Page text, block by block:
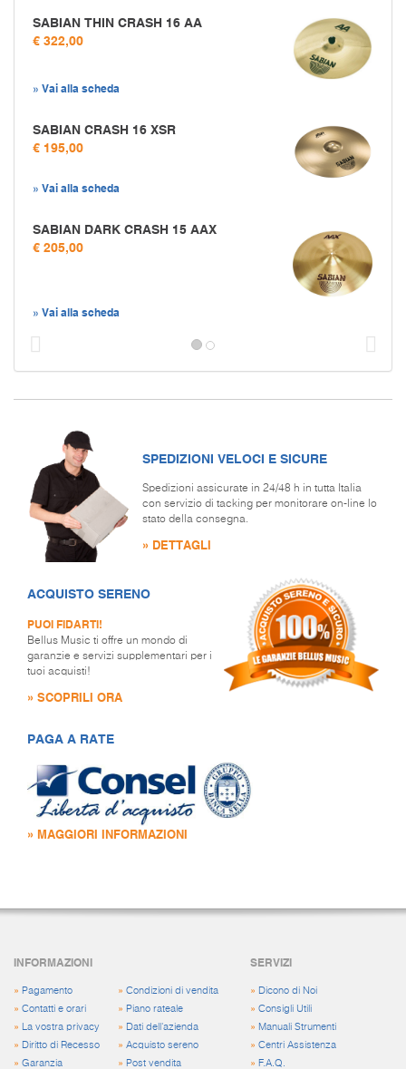
SABIAN THIN CRASH 16 AA
€ 322,00
» Vai alla scheda
SABIAN CRASH 16 XSR
€ 195,00
» Vai alla scheda
SABIAN DARK CRASH 15 AAX
€ 205,00
» Vai alla scheda
SPEDIZIONI VELOCI E SICURE
Spedizioni assicurate in 24/48 h in tutta Italia
con servizio di tacking per monitorare on-line lo
stato della consegna.
» DETTAGLI
ACQUISTO SERENO
PUOI FIDARTI!
Bellus Music ti offre un mondo di
garanzie e servizi supplementari per i
tuoi acquisti!
» SCOPRILI ORA
PAGA A RATE
» MAGGIORI INFORMAZIONI
INFORMAZIONI
» Pagamento
» Contatti e orari
» La vostra privacy
» Diritto di Recesso
» Garanzia
» Condizioni di vendita
» Piano rateale
» Dati dell'azienda
» Acquisto sereno
» Post vendita
SERVIZI
» Dicono di Noi
»Consigli Utili
» Manuali Strumenti
»Centri Assistenza
» F.A.Q.